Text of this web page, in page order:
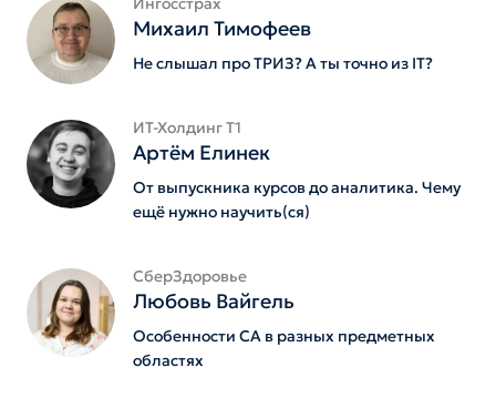
Михаил Тимофеев
Не слышал про ТРИЗ? А ты точно из IT?
ИТ-Холдинг Т1
Артём Елинек
От выпускника курсов до аналитика. Чему
ещё нужно научить(ся)
СберЗдоровье
Любовь Вайгель
Особенности СА в разных предметных
областях